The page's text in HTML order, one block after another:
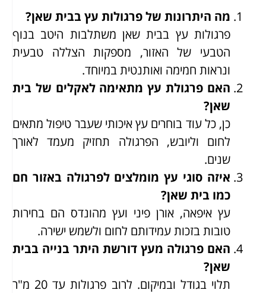
מה היתרונות של פרגולות עץ בבית שאן?
פרגולות עץ בבית שאן משתלבות היטב בנוף
הטבעי של האזור, מספקות הצללה טבעית
ונראות חמימה ואותנטית במיוחד.
האם פרגולת עץ מתאימה לאקלים של בית
שאן?
כן, כל עוד בוחרים עץ איכותי שעבר טיפול מתאים
לחום וליובש, הפרגולה תחזיק מעמד לאורך
שנים.
איזה סוגי עץ מומלצים לפרגולה באזור חם
כמו בית שאן?
עץ איפאה, אורן פיני ועץ מהונדס הם בחירות
טובות בזכות עמידותם לחום ולשמש ישירה.
האם פרגולה מעץ דורשת היתר בנייה בבית
שאן?
תלוי בגודל ובמיקום. לרוב פרגולות עד 20 מ"ר